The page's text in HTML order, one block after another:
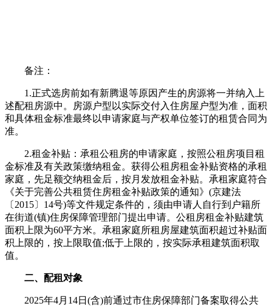
备注：
1.正式选房前如有新腾退等原因产生的房源将一并纳入上
述配租房源中。房源户型以实际交付入住房屋户型为准，面积
和具体租金标准最终以申请家庭与产权单位签订的租赁合同为
准。
2.租金补贴：承租公租房的申请家庭，按照公租房项目租
金标准及有关政策缴纳租金。获得公租房租金补贴资格的承租
家庭，先足额交纳租金后，按月发放租金补贴。承租家庭符合
《关于完善公共租赁住房租金补贴政策的通知》(京建法
〔2015〕14号)等文件规定条件的，须由申请人自行到户籍所
在街道(镇)住房保障管理部门提出申请。公租房租金补贴建筑
面积上限为60平方米。承租家庭所租房屋建筑面积超过补贴面
积上限的，按上限取值;低于上限的，按实际承租建筑面积取
值。
二、配租对象
2025年4月14日(含)前通过市住房保障部门备案取得公共